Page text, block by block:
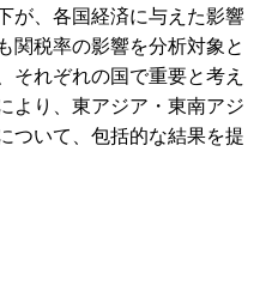
が、各国経済に与えた影響
関税率の影響を分析対象と
それぞれの国で重要と考え
より、東アジア・東南アジ
ついて、包括的な結果を提